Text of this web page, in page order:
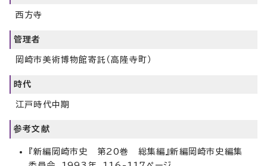
西方寺
管理者
岡崎市美術博物館寄託（高隆寺町）
時代
江戸時代中期
参考文献
『新編岡崎市史 第20巻 総集編』新編岡崎市史編集